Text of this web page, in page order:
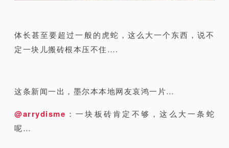
体长甚至要超过一般的虎蛇，这么大一个东西，说不
定一块儿搬砖根本压不住….
这条新闻一出，墨尔本本地网友哀鸿一片…
@arrydisme ：一块板砖肯定不够，这么大一条蛇
呢…